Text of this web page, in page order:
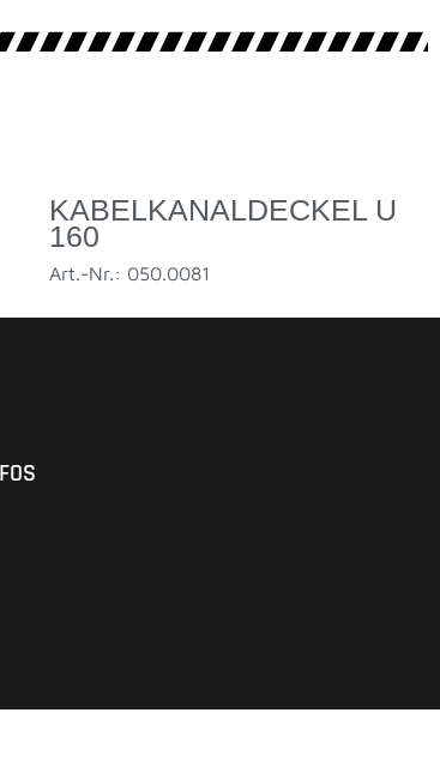
KABELKANALDECKEL U
160
Art.-Nr.: 050.0081